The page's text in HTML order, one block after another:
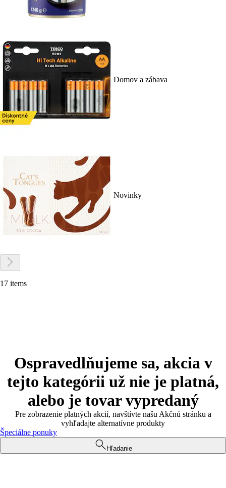
Domov a zábava
Novinky
17 items
Ospravedlňujeme sa, akcia v
tejto kategórii už nie je platná,
alebo je tovar vypredaný
Pre zobrazenie platných akcií, navštívte našu Akčnú stránku a
vyhľadajte alternatívne produkty
Špeciálne ponuky
Hľadanie